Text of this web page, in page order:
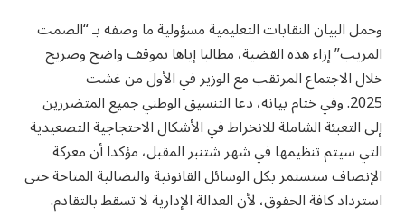
وحمل البيان النقابات التعليمية مسؤولية ما وصفه بـ “الصمت
المريب” إزاء هذه القضية، مطالبا إياها بموقف واضح وصريح
خلال الاجتماع المرتقب مع الوزير في الأول من غشت
2025. وفي ختام بيانه، دعا التنسيق الوطني جميع المتضررين
إلى التعبئة الشاملة للانخراط في الأشكال الاحتجاجية التصعيدية
التي سيتم تنظيمها في شهر شتنبر المقبل، مؤكدا أن معركة
الإنصاف ستستمر بكل الوسائل القانونية والنضالية المتاحة حتى
استرداد كافة الحقوق، لأن العدالة الإدارية لا تسقط بالتقادم.